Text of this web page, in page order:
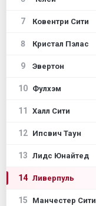
7 Ковентри Сити
8 Кристал Пэлас
9 Эвертон
10 Фулхэм
11 Халл Сити
12 Ипсвич Таун
13 Лидс Юнайтед
14 Ливерпуль
15 Манчестер Сити